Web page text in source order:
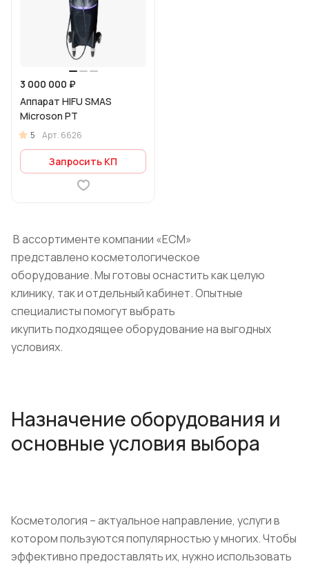
3 000 000 ₽
Аппарат HIFU SMAS
Microson PT
5 Арт. 6626
Запросить КП
В ассортименте компании «ЕСМ»
представлено косметологическое
оборудование. Мы готовы оснастить как целую
клинику, так и отдельный кабинет. Опытные
специалисты помогут выбрать
икупить подходящее оборудование на выгодных
условиях.
Назначение оборудования и
основные условия выбора
Косметология – актуальное направление, услуги в
котором пользуются популярностью у многих. Чтобы
эффективно предоставлять их, нужно использовать